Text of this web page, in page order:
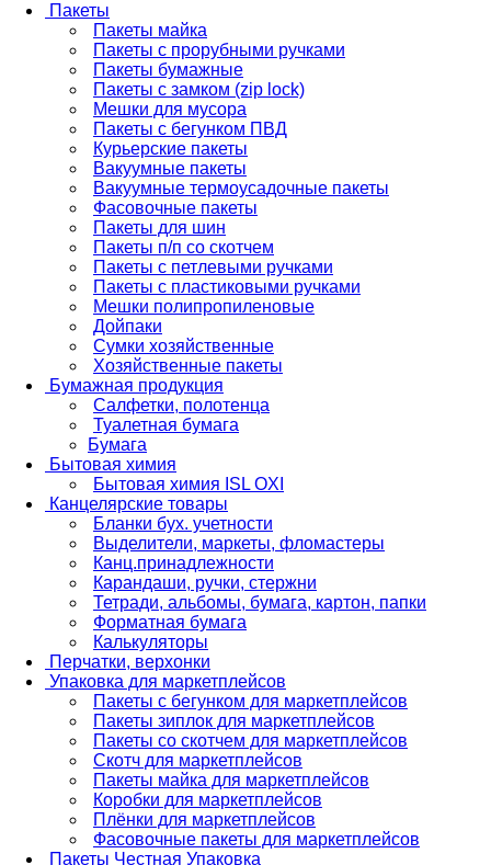
Пакеты
Пакеты майка
Пакеты с прорубными ручками
Пакеты бумажные
Пакеты с замком (zip lock)
Мешки для мусора
Пакеты с бегунком ПВД
Курьерские пакеты
Вакуумные пакеты
Вакуумные термоусадочные пакеты
Фасовочные пакеты
Пакеты для шин
Пакеты п/п со скотчем
Пакеты с петлевыми ручками
Пакеты с пластиковыми ручками
Мешки полипропиленовые
Дойпаки
Сумки хозяйственные
Хозяйственные пакеты
Бумажная продукция
Салфетки, полотенца
Туалетная бумага
Бумага
Бытовая химия
Бытовая химия ISL OXI
Канцелярские товары
Бланки бух. учетности
Выделители, маркеты, фломастеры
Канц.принадлежности
Карандаши, ручки, стержни
Тетради, альбомы, бумага, картон, папки
Форматная бумага
Калькуляторы
Перчатки, верхонки
Упаковка для маркетплейсов
Пакеты с бегунком для маркетплейсов
Пакеты зиплок для маркетплейсов
Пакеты со скотчем для маркетплейсов
Скотч для маркетплейсов
Пакеты майка для маркетплейсов
Коробки для маркетплейсов
Плёнки для маркетплейсов
Фасовочные пакеты для маркетплейсов
Пакеты Честная Упаковка